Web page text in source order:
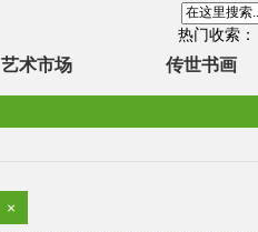
热门收索：
艺术市场 传世书画
×